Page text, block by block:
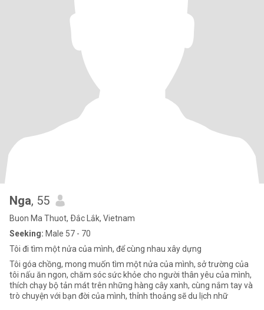
Nga, 55
Buon Ma Thuot, Ðắc Lắk, Vietnam
Seeking: Male 57 - 70
Tôi đi tìm một nửa của mình, để cùng nhau xây dựng
Tôi góa chồng, mong muốn tìm một nửa của mình, sở trường của
tôi nấu ăn ngon, chăm sóc sức khỏe cho người thân yêu của mình,
thích chạy bộ tản mát trên những hàng cây xanh, cùng nắm tay và
trò chuyện với bạn đời của mình, thỉnh thoảng sẽ du lịch nhữ